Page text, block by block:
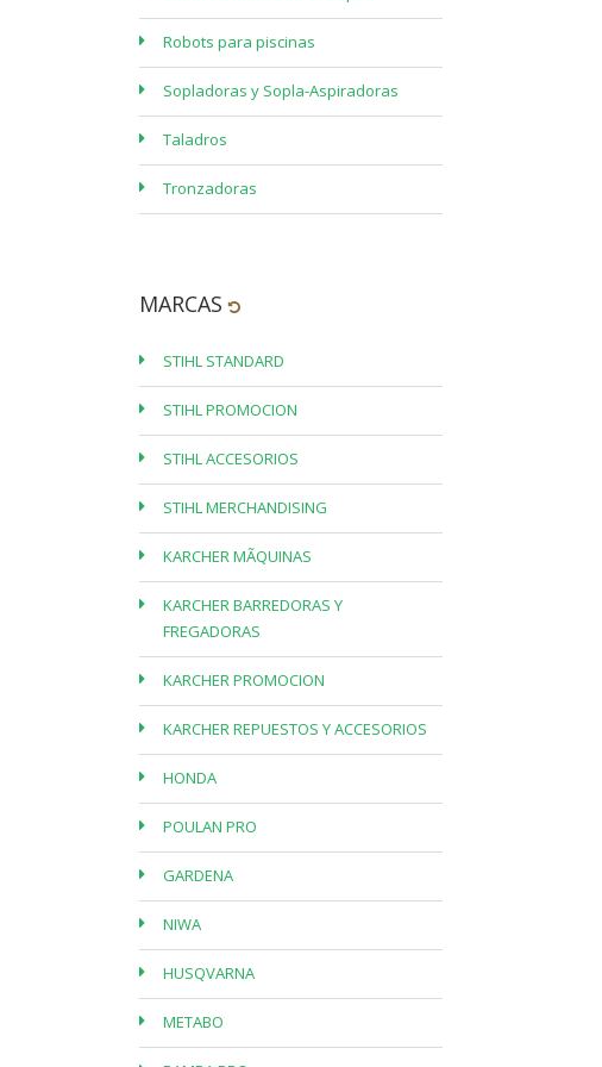
Robots para piscinas
Sopladoras y Sopla-Aspiradoras
Taladros
Tronzadoras
MARCAS
STIHL STANDARD
STIHL PROMOCION
STIHL ACCESORIOS
STIHL MERCHANDISING
KARCHER MÃQUINAS
KARCHER BARREDORAS Y
FREGADORAS
KARCHER PROMOCION
KARCHER REPUESTOS Y ACCESORIOS
HONDA
POULAN PRO
GARDENA
NIWA
HUSQVARNA
METABO